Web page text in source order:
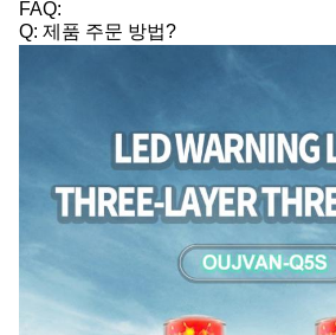
FAQ:
Q: 제품 주문 방법?